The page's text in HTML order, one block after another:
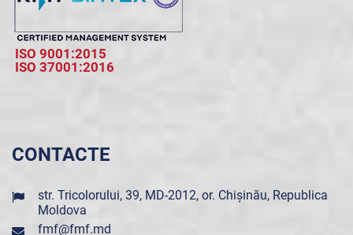
ISO 9001:2015
ISO 37001:2016
CONTACTE
str. Tricolorului, 39, MD-2012, or. Chișinău, Republica
Moldova
fmf@fmf.md